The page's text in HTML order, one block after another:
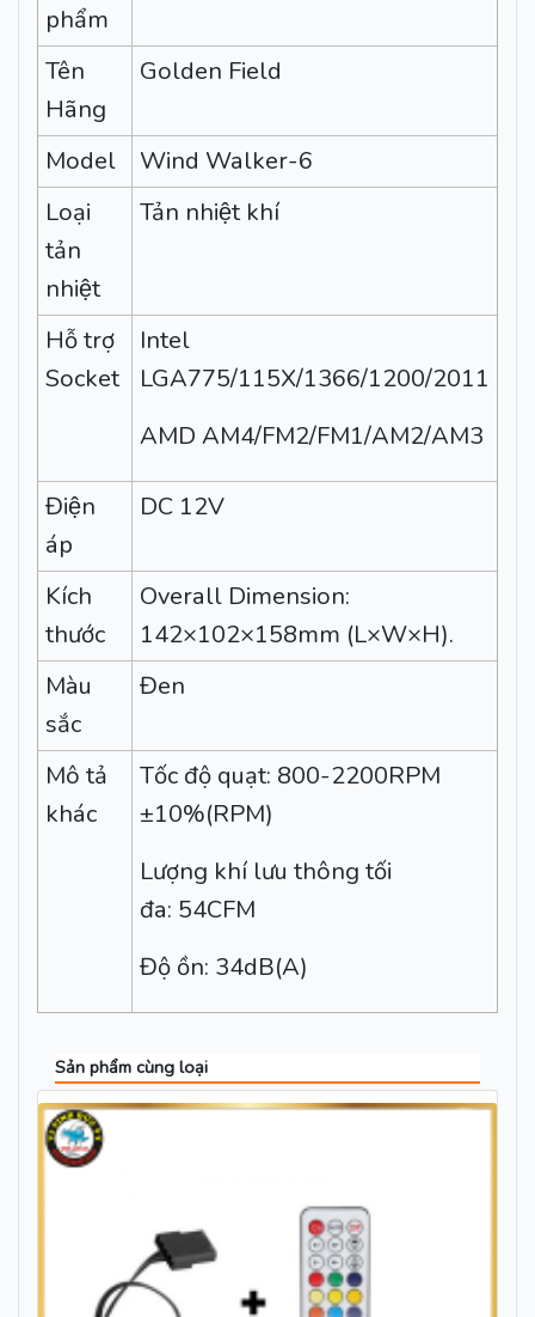
phẩm
Tên
Hãng
Golden Field
Model
Wind Walker-6
Loại
tản
nhiệt
Tản nhiệt khí
Hỗ trợ
Socket
Intel
LGA775/115X/1366/1200/2011
AMD AM4/FM2/FM1/AM2/AM3
Điện
áp
DC 12V
Kích
thước
Overall Dimension:
142×102×158mm (L×W×H).
Màu
sắc
Đen
Mô tả
khác
Tốc độ quạt: 800-2200RPM
±10%(RPM)
Lượng khí lưu thông tối
đa: 54CFM
Độ ồn: 34dB(A)
Sản phẩm cùng loại